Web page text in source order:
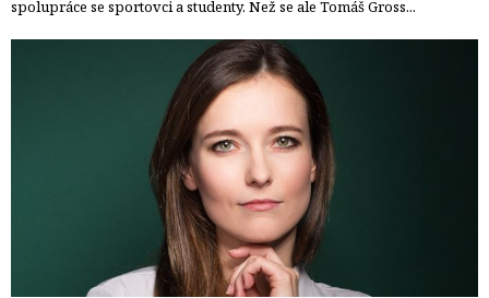
spolupráce se sportovci a studenty. Než se ale Tomáš Gross...